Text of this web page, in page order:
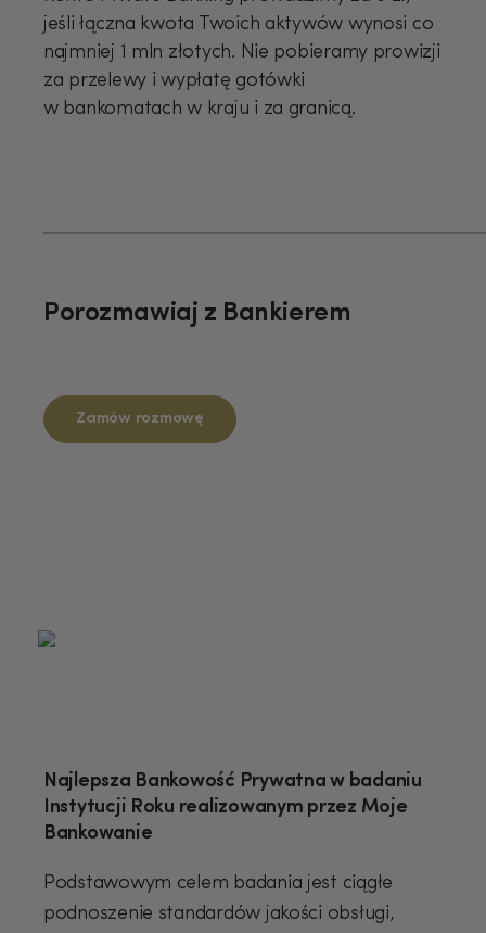
jeśli łączna kwota Twoich aktywów wynosi co
najmniej 1 mln złotych. Nie pobieramy prowizji
za przelewy i wypłatę gotówki
w bankomatach w kraju i za granicą.
Porozmawiaj z Bankierem
Zamów rozmowę
Najlepsza Bankowość Prywatna w badaniu
Instytucji Roku realizowanym przez Moje
Bankowanie
Podstawowym celem badania jest ciągłe
podnoszenie standardów jakości obsługi,